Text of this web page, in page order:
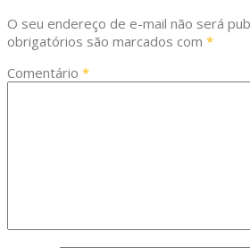
O seu endereço de e-mail não será
obrigatórios são marcados com *
Comentário *